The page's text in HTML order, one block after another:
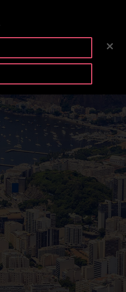
搜